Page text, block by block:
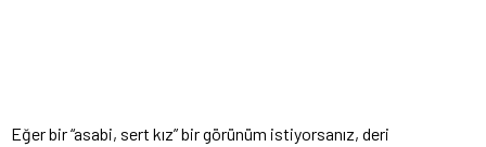
Eğer bir “asabi, sert kız” bir görünüm istiyorsanız, deri